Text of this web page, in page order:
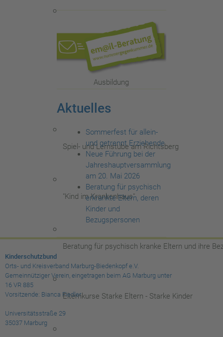
Das Kinder- und Jugendtelefon
Ausbildung
Spiel- und Lernstube am Richtsberg
"Kind im Krankenhaus"
Beratung für psychisch kranke Eltern und ihre
Elternkurse Starke Eltern - Starke Kinder
Aktuelles
Sommerfest für allein-
und getrennt Erziehende
Neue Führung bei der
Jahreshauptversammlung
am 20. Mai 2026
Beratung für psychisch
erkrankte Eltern, deren
Kinder und
Bezugspersonen
Kinderschutzbund
Orts- und Kreisverband Marburg-Biedenkopf e.V.
Gemeinnütziger Verein, eingetragen beim AG Marburg unter
16 VR 885
Vorsitzende: Bianca Fiedler
Universitätsstraße 29
35037 Marburg